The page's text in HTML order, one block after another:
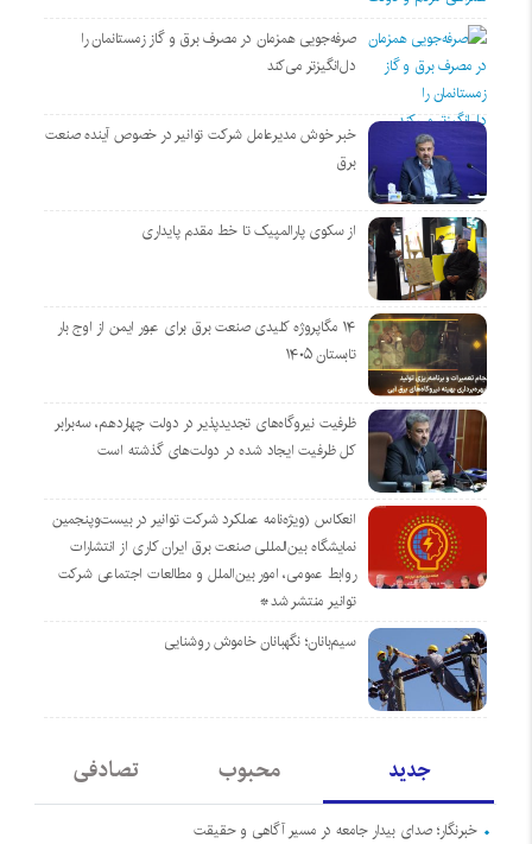
صرفه‌جویی همزمان در مصرف برق و گاز زمستانمان را
دل‌انگیزتر می‌کند
خبر خوش مدیرعامل شرکت توانیر در خصوص آینده صنعت
برق
از سکوی پارالمپیک تا خط مقدم پایداری
۱۴ مگاپروژه‌ کلیدی صنعت برق برای عبور ایمن از اوج بار
تابستان ۱۴۰۵
ظرفیت نیروگاه‌های تجدیدپذیر در دولت چهاردهم، سه‌برابر
کل ظرفیت ایجاد شده در دولت‌های گذشته است
انعکاس (ویژه‌نامه عملکرد شرکت توانیر در بیست‌وپنجمین
نمایشگاه بین‌المللی صنعت برق ایران کاری از انتشارات
روابط عمومی، امور بین‌الملل و مطالعات اجتماعی شرکت
توانیر منتشر شد*
سیم‌بانان؛ نگهبانان خاموش روشنایی
جدید محبوب تصادفی
خبرنگار؛ صدای بیدار جامعه در مسیر آگاهی و حقیقت